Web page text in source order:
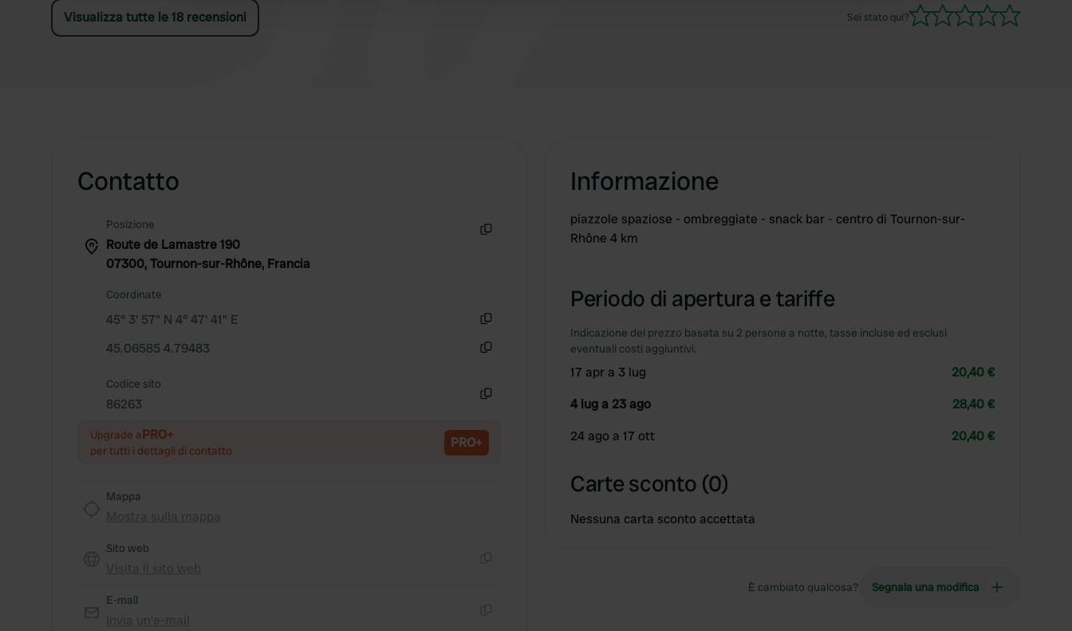
tre chilometri. Accoglienza cordiale.
Visualizza tutte le 18 recensioni Sei stato qui?
Contatto
Posizione
Route de Lamastre 190
07300, Tournon-sur-Rhône, Francia
Coordinate
45° 3' 57" N 4° 47' 41" E
45.06585 4.79483
Codice sito
86263
Upgrade aPRO+
per tutti i dettagli di contatto PRO+
Mappa
Sito web
E-mail
Informazione
piazzole spaziose - ombreggiate - snack bar - centro di Tournon-sur-
Rhône 4 km
Periodo di apertura e tariffe
Indicazione del prezzo basata su 2 persone a notte, tasse incluse ed esclusi
eventuali costi aggiuntivi.
17 apr a 3 lug
20,40 €
4 lug a 23 ago
28,40 €
24 ago a 17 ott
20,40 €
Carte sconto (0)
Nessuna carta sconto accettata
È cambiato qualcosa? Segnala una modifica